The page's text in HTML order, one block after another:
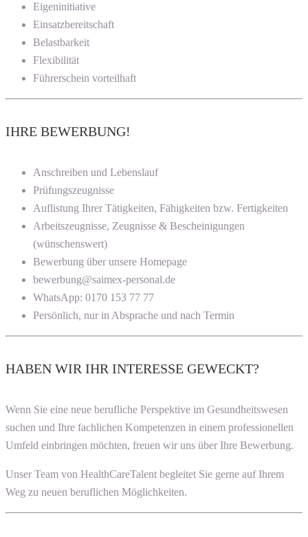
Eigeninitiative
Einsatzbereitschaft
Belastbarkeit
Flexibilität
Führerschein vorteilhaft
IHRE BEWERBUNG!
Anschreiben und Lebenslauf
Prüfungszeugnisse
Auflistung Ihrer Tätigkeiten, Fähigkeiten bzw. Fertigkeiten
Arbeitszeugnisse, Zeugnisse & Bescheinigungen
(wünschenswert)
Bewerbung über unsere Homepage
bewerbung@saimex-personal.de
WhatsApp: 0170 153 77 77
Persönlich, nur in Absprache und nach Termin
HABEN WIR IHR INTERESSE GEWECKT?
Wenn Sie eine neue berufliche Perspektive im Gesundheitswesen
suchen und Ihre fachlichen Kompetenzen in einem professionellen
Umfeld einbringen möchten, freuen wir uns über Ihre Bewerbung.
Unser Team von HealthCareTalent begleitet Sie gerne auf Ihrem
Weg zu neuen beruflichen Möglichkeiten.